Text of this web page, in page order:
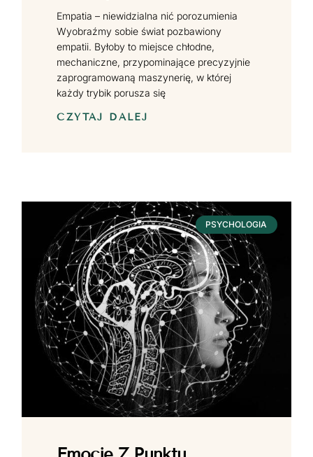
Empatia – niewidzialna nić porozumienia
Wyobraźmy sobie świat pozbawiony
empatii. Byłoby to miejsce chłodne,
mechaniczne, przypominające precyzyjnie
zaprogramowaną maszynerię, w której
każdy trybik porusza się
CZYTAJ DALEJ
PSYCHOLOGIA